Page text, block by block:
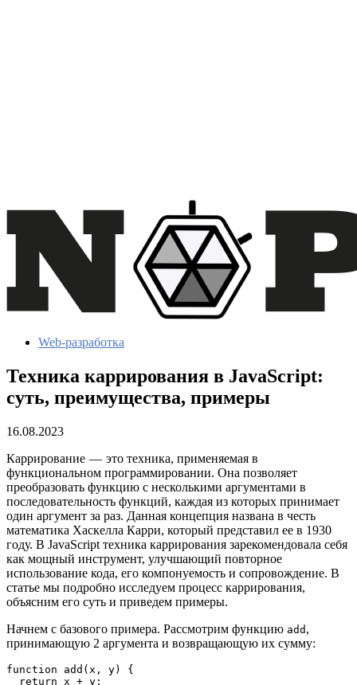
Web-разработка
Техника каррирования в JavaScript:
суть, преимущества, примеры
16.08.2023
Каррирование — это техника, применяемая в
функциональном программировании. Она позволяет
преобразовать функцию с несколькими аргументами в
последовательность функций, каждая из которых принимает
один аргумент за раз. Данная концепция названа в честь
математика Хаскелла Карри, который представил ее в 1930
году. В JavaScript техника каррирования зарекомендовала себя
как мощный инструмент, улучшающий повторное
использование кода, его компонуемость и сопровождение. В
статье мы подробно исследуем процесс каррирования,
объясним его суть и приведем примеры.
Начнем с базового примера. Рассмотрим функцию add ,
принимающую 2 аргумента и возвращающую их сумму:
function add(x, y) {
  return x + y;